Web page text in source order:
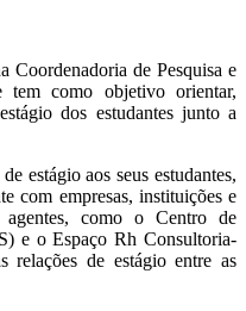
Coordenadoria de Pesquisa e
tem como objetivo orientar,
dos estudantes junto a
estágio aos seus estudantes,
com empresas, instituições e
agentes, como o Centro de
e o Espaço Rh Consultoria-
relações de estágio entre as